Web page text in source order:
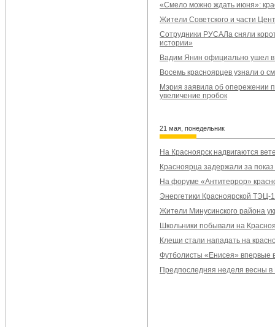
«Смело можно ждать июня»:
Жители Советского и части
Сотрудники РУСАЛа сняли
истории»
Вадим Янин официально ушел в
Восемь красноярцев узнали о
Мэрия заявила об опережении
увеличение пробок
21 мая, понедельник
На Красноярск надвигаются
Красноярца задержали за показ
На форуме «Антитеррор»
Энергетики Красноярской
Жители Минусинского района
Школьники побывали на
Клещи стали нападать на
Футболисты «Енисея» впервые
Предпоследняя неделя весны в